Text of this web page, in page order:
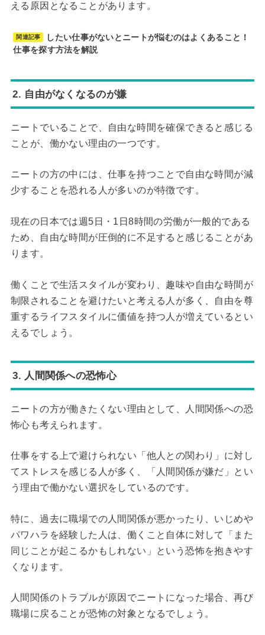
える原因となることがあります。
関連記事
したい仕事がないとニートが悩むのはよくあること！
仕事を探す方法を解説
2. 自由がなくなるのが嫌
ニートでいることで、自由な時間を確保できると感じる
ことが、働かない理由の一つです。
ニートの方の中には、仕事を持つことで自由な時間が減
少することを恐れる人が多いのが特徴です。
現在の日本では週5日・1日8時間の労働が一般的である
ため、自由な時間が圧倒的に不足すると感じることがあ
ります。
働くことで生活スタイルが変わり、趣味や自由な時間が
制限されることを避けたいと考える人が多く、自由を尊
重するライフスタイルに価値を持つ人が増えているとい
えるでしょう。
3. 人間関係への恐怖心
ニートの方が働きたくない理由として、人間関係への恐
怖心も考えられます。
仕事をする上で避けられない「他人との関わり」に対し
てストレスを感じる人が多く、「人間関係が嫌だ」とい
う理由で働かない選択をしているのです。
特に、過去に職場での人間関係が悪かったり、いじめや
パワハラを経験した人は、働くこと自体に対して「また
同じことが起こるかもしれない」という恐怖を抱きやす
くなります。
人間関係のトラブルが原因でニートになった場合、再び
職場に戻ることが恐怖の対象となるでしょう。